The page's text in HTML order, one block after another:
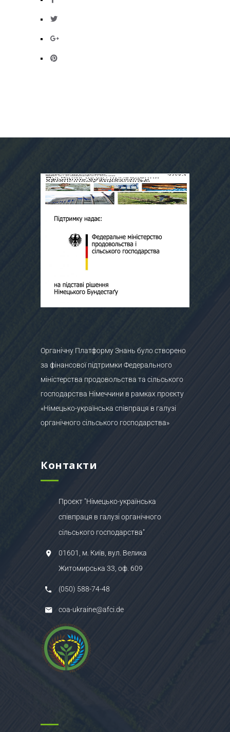
Органічну Платформу Знань було створено
за фінансової підтримки Федерального
міністерства продовольства та сільського
господарства Німеччини в рамках проєкту
«Німецько-українська співпраця в галузі
органічного сільського господарства»
Контакти
Проєкт "Німецько-українська
співпраця в галузі органічного
сільського господарства"
01601, м. Київ, вул. Велика
Житомирська 33, оф. 609
(050) 588-74-48
coa-ukraine@afci.de